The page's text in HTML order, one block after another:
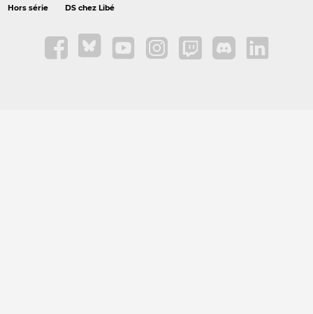
Hors série DS chez Libé